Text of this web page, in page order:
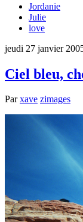
Jordanie
Julie
love
jeudi 27 janvier
Ciel bleu,
Parxave zimages